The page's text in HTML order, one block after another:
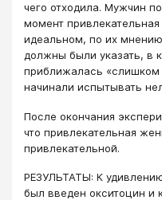
чего отходила. Мужчин
момент
идеальном, по их
должны были указать, в
приближалась «слишком
начинали испытывать
После окончания
что привлекательная
привлекательной.
РЕЗУЛЬТАТЫ: К
был введен окситоцин и